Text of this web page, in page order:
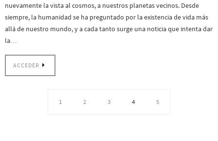
nuevamente la vista al cosmos, a nuestros planetas vecinos. Desde
siempre, la humanidad se ha preguntado por la existencia de vida más
allá de nuestro mundo, y a cada tanto surge una noticia que intenta dar
la…
ACCEDER
1 2 3 4 5